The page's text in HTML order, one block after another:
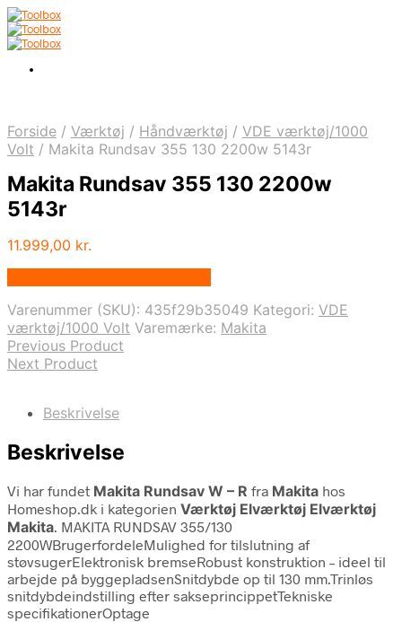
Forside / Værktøj / Håndværktøj / VDE værktøj/1000
Volt / Makita Rundsav 355 130 2200w 5143r
Makita Rundsav 355 130 2200w
5143r
11.999,00 kr.
Varenummer (SKU): 435f29b35049 Kategori: VDE
værktøj/1000 Volt Varemærke: Makita
Previous Product
Next Product
Beskrivelse
Beskrivelse
Vi har fundet Makita Rundsav W – R fra Makita hos
Homeshop.dk i kategorien Værktøj Elværktøj Elværktøj
Makita. MAKITA RUNDSAV 355/130
2200WBrugerfordeleMulighed for tilslutning af
støvsugerElektronisk bremseRobust konstruktion – ideel til
arbejde på byggepladsenSnitdybde op til 130 mm.Trinløs
snitdybdeindstilling efter sakseprincippetTekniske
specifikationerOptage